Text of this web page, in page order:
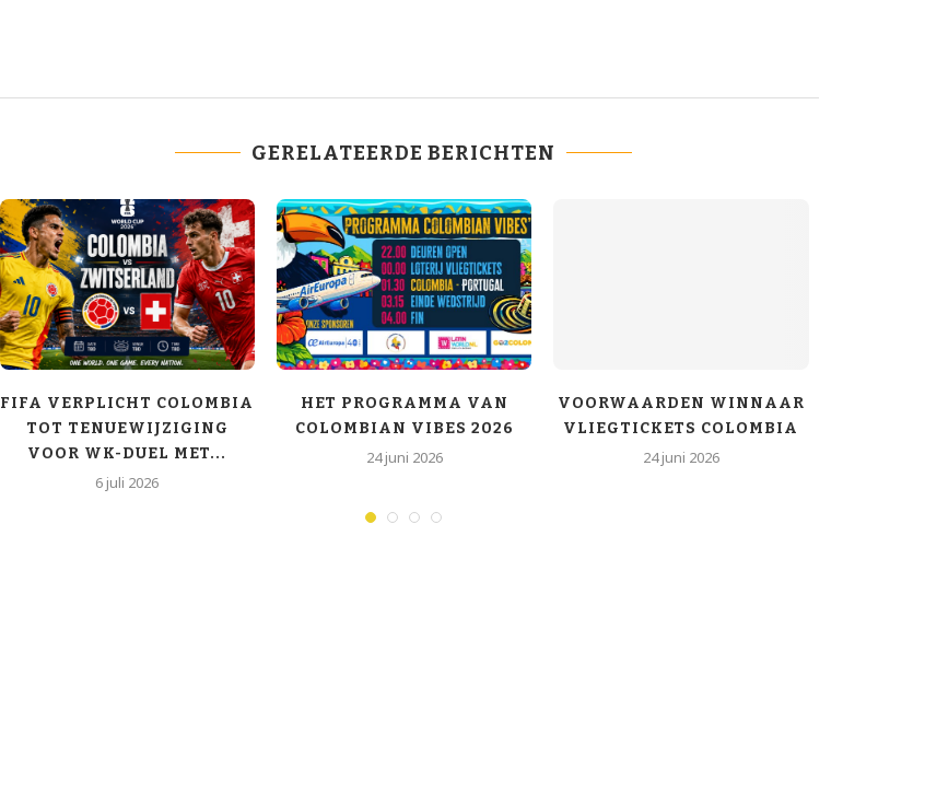
GERELATEERDE BERICHTEN
FIFA VERPLICHT COLOMBIA
TOT TENUEWIJZIGING
VOOR WK-DUEL MET...
6 juli 2026
HET PROGRAMMA VAN
COLOMBIAN VIBES 2026
24 juni 2026
VOORWAARDEN WINNAAR
VLIEGTICKETS COLOMBIA
24 juni 2026